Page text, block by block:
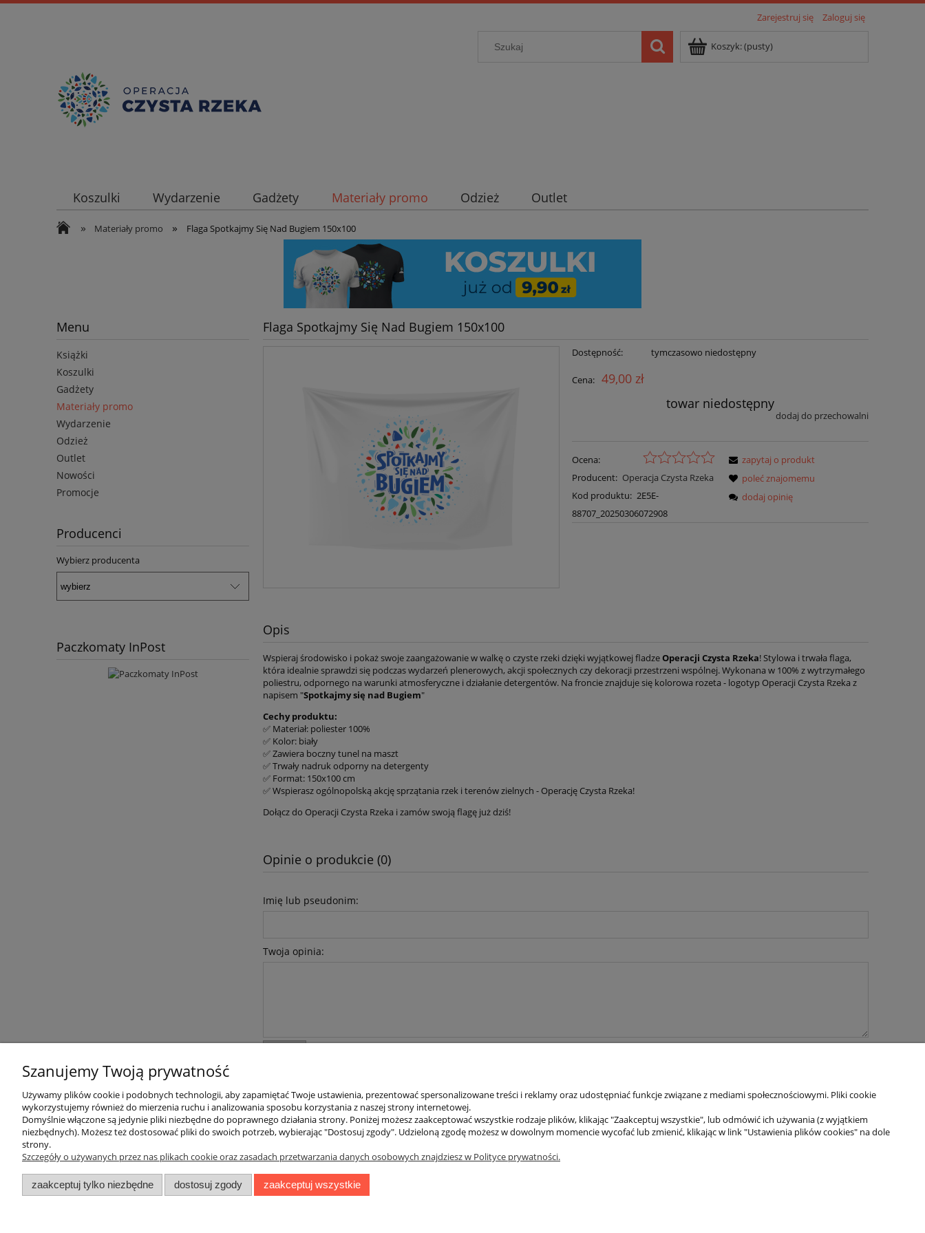
Zarejestruj się Zaloguj się
Koszyk:(pusty)
Koszulki Wydarzenie Gadżety Materiały promo Odzież Outlet
» Materiały promo » Flaga Spotkajmy Się Nad Bugiem 150x100
Menu
Książki
Koszulki
Gadżety
Materiały promo
Wydarzenie
Odzież
Outlet
Nowości
Promocje
Producenci
Wybierz producenta
Paczkomaty InPost
Flaga Spotkajmy Się Nad Bugiem 150x100
Dostępność: tymczasowo niedostępny
Cena: 49,00 zł
towar niedostępny
dodaj do przechowalni
Ocena:
Producent: Operacja Czysta Rzeka
Kod produktu: 2E5E-
88707_20250306072908
zapytaj o produkt
poleć znajomemu
dodaj opinię
Opis
Wspieraj środowisko i pokaż swoje zaangażowanie w walkę o czyste rzeki dzięki wyjątkowej fladzeOperacji Czysta Rzeka! Stylowa i trwała flaga,
która idealnie sprawdzi się podczas wydarzeń plenerowych, akcji społecznych czy dekoracji przestrzeni wspólnej. Wykonana w 100% z wytrzymałego
poliestru, odpornego na warunki atmosferyczne i działanie detergentów. Na froncie znajduje się kolorowa rozeta - logotyp Operacji Czysta Rzeka z
napisem "Spotkajmy się nad Bugiem"
Cechy produktu:
✅ Materiał: poliester 100%
✅ Kolor: biały
✅ Zawiera boczny tunel na maszt
✅ Trwały nadruk odporny na detergenty
✅ Format: 150x100 cm
✅ Wspierasz ogólnopolską akcję sprzątania rzek i terenów zielnych - Operację Czysta Rzeka!
Dołącz do Operacji Czysta Rzeka i zamów swoją flagę już dziś!
Opinie o produkcie (0)
Imię lub pseudonim:
Twoja opinia:
Informacje
Zwroty i reklamacje
Płatności i dostawa
Formy płatności
Szanujemy Twoją prywatność
Używamy plików cookie i podobnych technologii, aby zapamiętać Twoje ustawienia, prezentować spersonalizowane treści i reklamy oraz udostępniać funkcje związane z mediami społecznościowymi. Pliki cookie
wykorzystujemy również do mierzenia ruchu i analizowania sposobu korzystania z naszej strony internetowej.
Domyślnie włączone są jedynie pliki niezbędne do poprawnego działania strony. Poniżej możesz zaakceptować wszystkie rodzaje plików, klikając "Zaakceptuj wszystkie", lub odmówić ich używania (z wyjątkiem
niezbędnych). Możesz też dostosować pliki do swoich potrzeb, wybierając "Dostosuj zgody". Udzieloną zgodę możesz w dowolnym momencie wycofać lub zmienić, klikając w link "Ustawienia plików cookies" na dole
strony.
Szczegóły o używanych przez nas plikach cookie oraz zasadach przetwarzania danych osobowych znajdziesz w Polityce prywatności.
zaakceptuj tylko niezbędne dostosuj zgody zaakceptuj wszystkie